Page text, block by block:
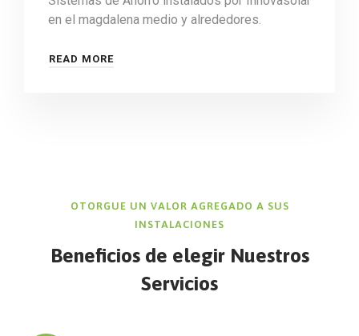
en el magdalena medio y alrededores.
READ MORE
OTORGUE UN VALOR AGREGADO A SUS
INSTALACIONES
Beneficios de elegir Nuestros
Servicios